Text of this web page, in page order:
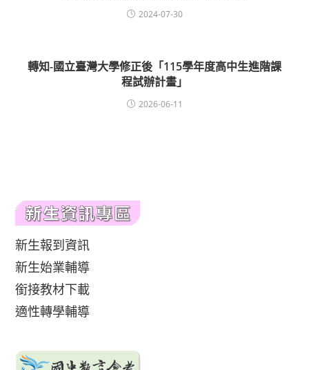
2024-07-30
轉知-國立臺灣大學修正後「115學年度高中生進階課
程試辦計畫」
2026-06-11
新生報到資訊
新生始業輔導
銜接教材下載
適性轉學輔導